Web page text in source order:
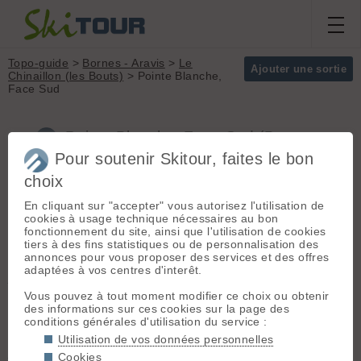
Ajouter une sortie
Topo-guide > Bornes - Aravis > Le
Chinaillon (les Bouts) > Pointe Blanche,
Face Sud
Pointe Blanche, Face Sud (Bornes -
Aravis)
Massif :Bornes -
Aravis
Sommet :Pointe
Blanche (2438 m)
Difficulté de
montée :
Difficulté ski :
E2
Départ :Le Chinaillon (les
Bouts)(1400 m) - Depuis Annecy,
Saint jean de Sixt, Le grand
Bornand puis le Chinaillon et suivre
la route du col de la Colombière
jusqu'au terminus déneigé vers
1400 m.
Itinéraire :Suivre la route
enneigée du Col de la Colombière,
jusqu'au premier lacet après le pont
Pour soutenir Skitour, faites le bon
choix
En cliquant sur "accepter" vous autorisez l'utilisation de
cookies à usage technique nécessaires au bon
fonctionnement du site, ainsi que l'utilisation de cookies
tiers à des fins statistiques ou de personnalisation des
annonces pour vous proposer des services et des offres
adaptées à vos centres d'interêt.
Vous pouvez à tout moment modifier ce choix ou obtenir
des informations sur ces cookies sur la page des
conditions générales d'utilisation du service :
Utilisation de vos données personnelles
Cookies